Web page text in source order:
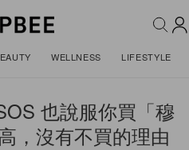
WELLNESS LIFESTYLE
也說服你買「穆
，沒有不買的理由